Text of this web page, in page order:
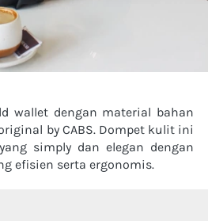
wallet dengan material bahan
by CABS. Dompet kulit ini
simply dan elegan dengan
efisien serta ergonomis.